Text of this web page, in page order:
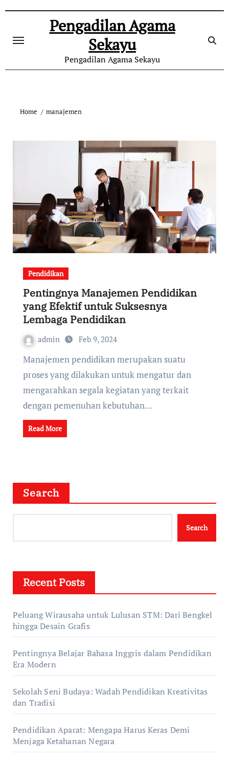
content
Pengadilan Agama
Sekayu
Pengadilan Agama Sekayu
Home manajemen
Pendidikan
Pentingnya Manajemen Pendidikan
yang Efektif untuk Suksesnya
Lembaga Pendidikan
admin Feb 9, 2024
Manajemen pendidikan merupakan suatu
proses yang dilakukan untuk mengatur dan
mengarahkan segala kegiatan yang terkait
dengan pemenuhan kebutuhan…
Read More
Search
Search
Recent Posts
Peluang Wirausaha untuk Lulusan STM: Dari Bengkel
hingga Desain Grafis
Pentingnya Belajar Bahasa Inggris dalam Pendidikan
Era Modern
Sekolah Seni Budaya: Wadah Pendidikan Kreativitas
dan Tradisi
Pendidikan Aparat: Mengapa Harus Keras Demi
Menjaga Ketahanan Negara